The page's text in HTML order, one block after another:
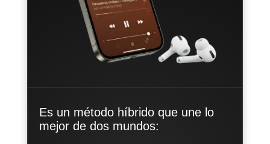
Es un método híbrido que une lo
mejor de dos mundos: